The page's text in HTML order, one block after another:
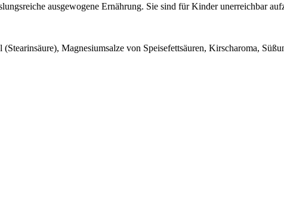
ausgewogene Ernährung. Sie sind für Kinder unerreichbar
Magnesiumsalze von Speisefettsäuren, Kirscharoma,